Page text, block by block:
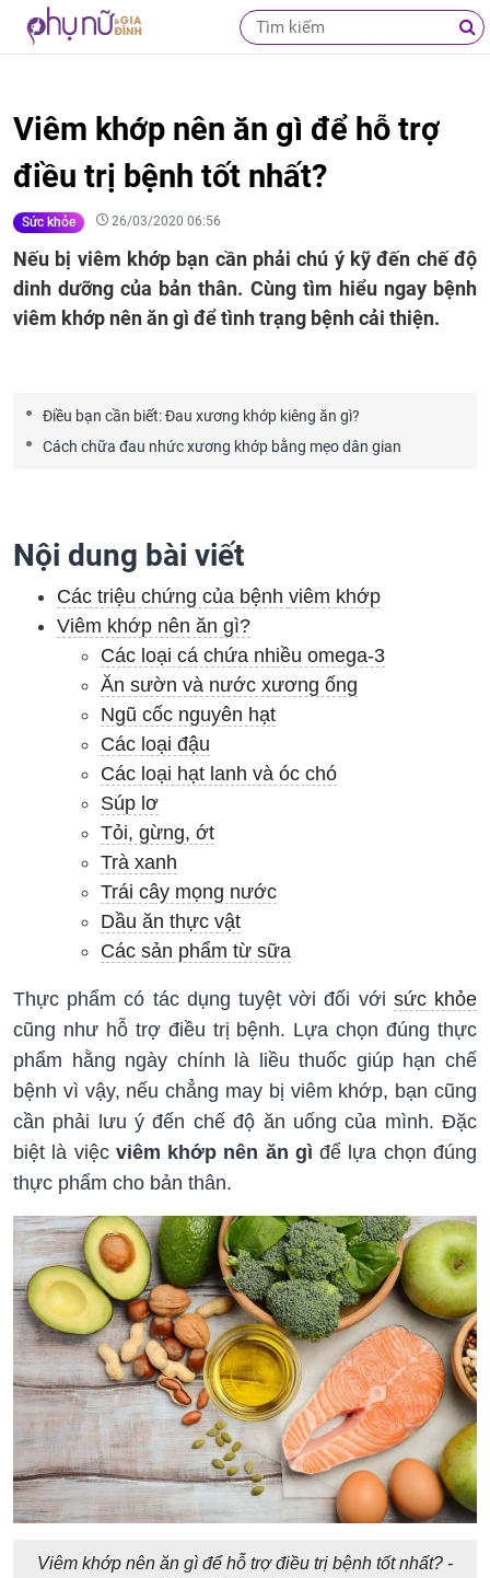
Viêm khớp nên ăn gì để hỗ trợ
điều trị bệnh tốt nhất?
Sức khỏe 26/03/2020 06:56
Nếu bị viêm khớp bạn cần phải chú ý kỹ đến chế độ
dinh dưỡng của bản thân. Cùng tìm hiểu ngay bệnh
viêm khớp nên ăn gì để tình trạng bệnh cải thiện.
Điều bạn cần biết: Đau xương khớp kiêng ăn gì?
Cách chữa đau nhức xương khớp bằng mẹo dân gian
Nội dung bài viết
Các triệu chứng của bệnh viêm khớp
Viêm khớp nên ăn gì?
Các loại cá chứa nhiều omega-3
Ăn sườn và nước xương ống
Ngũ cốc nguyên hạt
Các loại đậu
Các loại hạt lanh và óc chó
Súp lơ
Tỏi, gừng, ớt
Trà xanh
Trái cây mọng nước
Dầu ăn thực vật
Các sản phẩm từ sữa
Thực phẩm có tác dụng tuyệt vời đối với sức khỏe
cũng như hỗ trợ điều trị bệnh. Lựa chọn đúng thực
phẩm hằng ngày chính là liều thuốc giúp hạn chế
bệnh vì vậy, nếu chẳng may bị viêm khớp, bạn cũng
cần phải lưu ý đến chế độ ăn uống của mình. Đặc
biệt là việc viêm khớp nên ăn gìđể lựa chọn đúng
thực phẩm cho bản thân.
Viêm khớp nên ăn gì để hỗ trợ điều trị bệnh tốt nhất? -